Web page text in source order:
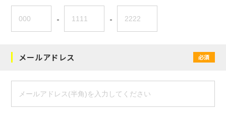
- -
メールアドレス 必須